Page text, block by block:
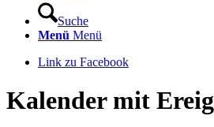
Suche
Menü Menü
Link zu Facebook
Kalender mit